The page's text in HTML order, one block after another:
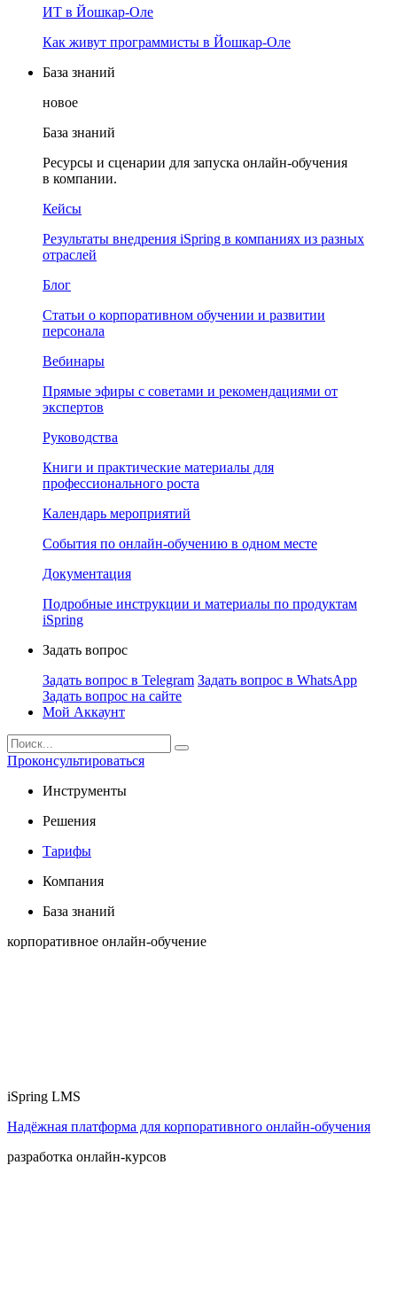
ИТ в Йошкар-Оле
Как живут программисты в Йошкар‑Оле
База знаний
новое
База знаний
Ресурсы и сценарии для запуска онлайн-обучения
в компании.
Кейсы
Результаты внедрения iSpring в компаниях из разных
отраслей
Блог
Статьи о корпоративном обучении и развитии
персонала
Вебинары
Прямые эфиры с советами и рекомендациями от
экспертов
Руководства
Книги и практические материалы для
профессионального роста
Календарь мероприятий
События по онлайн-обучению в одном месте
Документация
Подробные инструкции и материалы по продуктам
iSpring
Задать вопрос
Задать вопрос в Telegram Задать вопрос в WhatsApp
Задать вопрос на сайте
Мой Аккаунт
Проконсультироваться
Инструменты
Решения
Тарифы
Компания
База знаний
корпоративное онлайн-обучение
iSpring LMS
Надёжная платформа для корпоративного онлайн‑обучения
разработка онлайн-курсов